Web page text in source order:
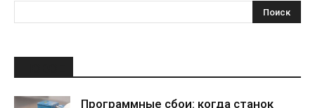
Программные сбои: когда станок